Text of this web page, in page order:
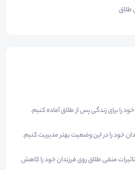
طلاق
را برای زندگی پس از طلاق آماده کنیم.
خود را در این وضعیت بهتر مدیریت کنیم.
منفی طلاق روی فرزندان خود را کاهش